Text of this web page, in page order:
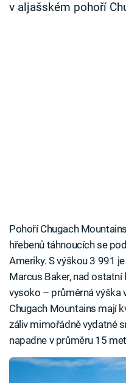
v aljašském pohoří
Pohoří Chugach
hřebenů táhnoucích se
Ameriky. S výškou 3 991
Marcus Baker, nad
vysoko – průměrná výška
Chugach Mountains mají
záliv mimořádně vydatné
napadne v průměru 15